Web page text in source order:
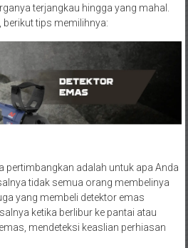
terjangkau hingga yang mahal.
tips memilihnya:
pertimbangkan adalah untuk apa Anda
tidak semua orang membelinya
yang membeli detektor emas
ketika berlibur ke pantai atau
mendeteksi keaslian perhiasan